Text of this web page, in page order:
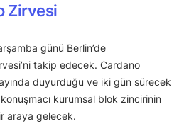
Zirvesi
günü Berlin’de
takip edecek. Cardano
duyurduğu ve iki gün sürecek
kurumsal blok zincirinin
araya gelecek.